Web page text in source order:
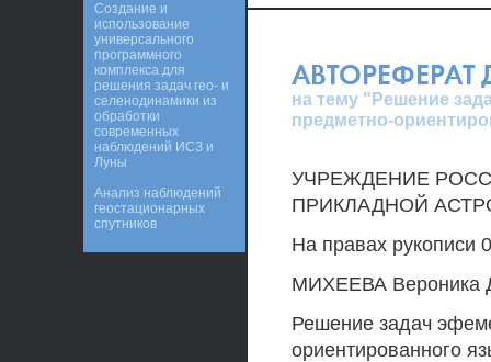
АВТОРЕФЕРАТ
на тему "Решение
предметно-
УЧРЕЖДЕНИЕ
ПРИКЛАДНОЙ
На правах рукописи
МИХЕЕВА Вероника
Решение задач
ориентированного
Создание и
использование
универсального
программного
комплекса для
решения задач гео- и
селенодинамики из
обработки
современных
наблюдений ИСЗ и
Луны
Анализ наблюдений
геостационарных
спутников